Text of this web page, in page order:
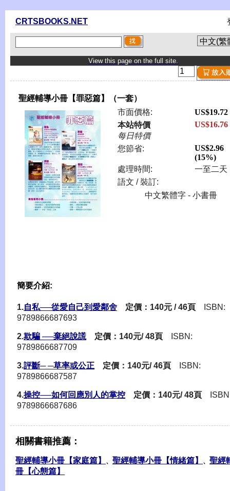
CRTSBOOKS.NET
View this page on the full site.
聖經輔導小冊【罪惡篇】（一套）
市面價格:
US$19.72
本站特價
每日特價
US$16.76
您節省:
US$2.96
(15%)
處理時間:
一至二天
語文 / 裝訂:
中文繁體字 - 小書冊
簡要介紹:
1.自私──從愛自己到愛鄰舍 定價：140元 / 46頁 ISBN:
9789866687693
2.欺騙 ──棄絕說謊 定價：140元/ 48頁 ISBN:
9789866687709
3.評斷─ ─草率或公正 定價：140元/ 46頁 ISBN:
9789866687587
4.操控──如何回應別人的掌控 定價：140元/ 48頁
9789866687686
相關書籍推薦：
聖經輔導小冊【家庭篇】 、 聖經輔導小冊【情緒篇】 、 聖經
冊【心態篇】